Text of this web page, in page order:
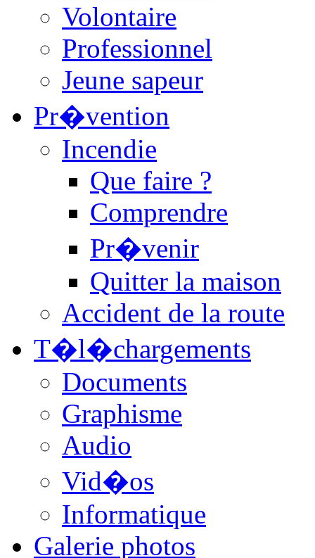
Volontaire
Professionnel
Jeune sapeur
Pr�vention
Incendie
Que faire ?
Comprendre
Pr�venir
Quitter la maison
Accident de la route
T�l�chargements
Documents
Graphisme
Audio
Vid�os
Informatique
Galerie photos